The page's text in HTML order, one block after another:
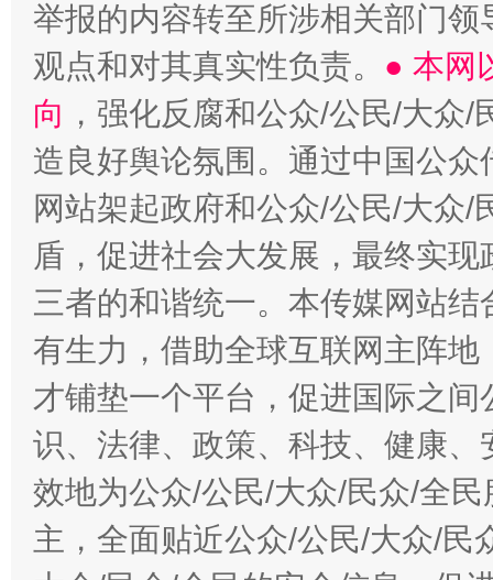
举报的内容转至所涉相关部门
观点和对其真实性负责。 ● 本网
向 ，强化反腐和公众/公民/大众
造良好舆论氛围。通过中国公
网站架起政府和公众/公民/大众
盾，促进社会大发展，最终实
三者的和谐统一。本传媒网站
有生力，借助全球互联网主阵
才铺垫一个平台，促进国际之
识、法律、政策、科技、健康
效地为公众/公民/大众/民众/全
主，全面贴近公众/公民/大众/民